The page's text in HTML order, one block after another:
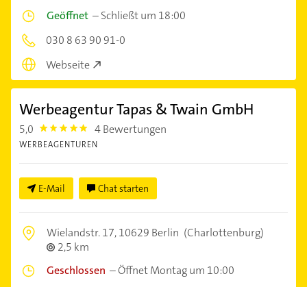
Geöffnet –Schließt um 18:00
030 8 63 90 91-0
Webseite
Werbeagentur Tapas & Twain GmbH
5,0 5.0 4 Bewertungen
WERBEAGENTUREN
E-Mail Chat starten
Wielandstr. 17,10629 Berlin (Charlottenburg)
2,5 km
Geschlossen –Öffnet Montag um 10:00